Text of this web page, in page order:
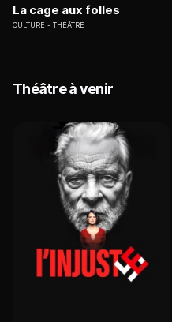
La cage aux folles
CULTURE THÉÂTRE
Théâtre à venir